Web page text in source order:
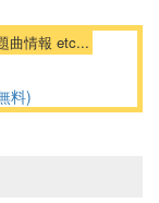
曲情報 etc...
料)